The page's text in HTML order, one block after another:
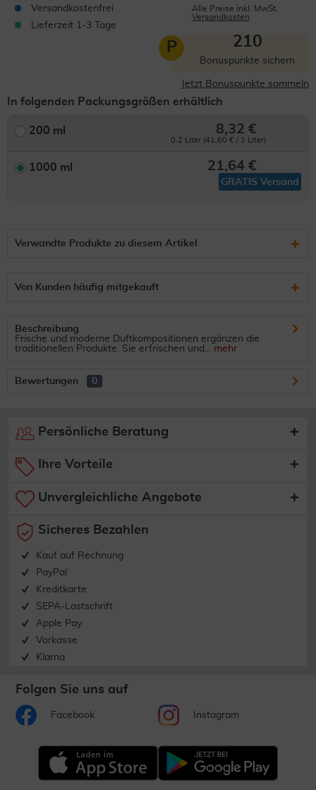
Versandkostenfrei
Lieferzeit 1-3 Tage
Alle Preise inkl. MwSt.
Versandkosten
P 210
Bonuspunkte sichern
Jetzt Bonuspunkte sammeln
In folgenden Packungsgrößen erhältlich
200 ml 8,32 €
0.2 Liter (41,60 € / 1 Liter)
1000 ml 21,64 €
GRATIS Versand
Verwandte Produkte zu diesem Artikel
Von Kunden häufig mitgekauft
Beschreibung
Frische und moderne Duftkompositionen ergänzen die
traditionellen Produkte. Sie erfrischen und... mehr
Bewertungen 0
Persönliche Beratung
Ihre Vorteile
Unvergleichliche Angebote
Sicheres Bezahlen
Kauf auf Rechnung
PayPal
Kreditkarte
SEPA-Lastschrift
Apple Pay
Vorkasse
Klarna
Folgen Sie uns auf
Facebook Instagram